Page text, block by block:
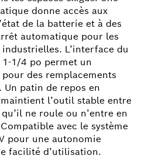
donne accès aux
de la batterie et à des
automatique pour les
L’interface du
1-1/4 po permet un
des remplacements
patin de repos en
l’outil stable entre
ne roule ou n’entre en
avec le système
pour une autonomie
facilité d’utilisation.